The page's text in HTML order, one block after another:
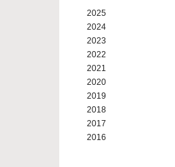
2025
2024
2023
2022
2021
2020
2019
2018
2017
2016